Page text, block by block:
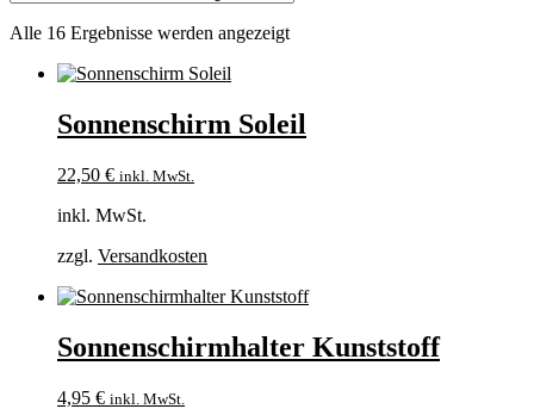
Alle 16 Ergebnisse werden angezeigtNach
Sonnenschirm Soleil
22,50 € inkl. MwSt.
inkl. MwSt.
zzgl. Versandkosten
Sonnenschirmhalter Kunststoff
4,95 € inkl. MwSt.